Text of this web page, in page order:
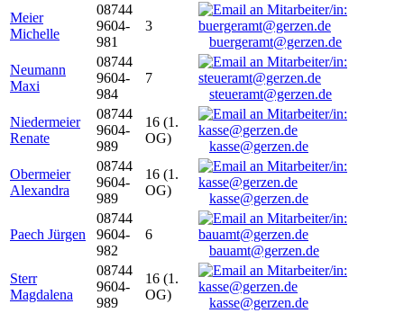
Meier
Michelle
08744
9604-
981
3
buergeramt@gerzen.de
Neumann
Maxi
08744
9604-
984
7
steueramt@gerzen.de
Niedermeier
Renate
08744
9604-
989
16 (1.
OG)
kasse@gerzen.de
Obermeier
Alexandra
08744
9604-
989
16 (1.
OG)
kasse@gerzen.de
Paech Jürgen
08744
9604-
982
6
bauamt@gerzen.de
Sterr
Magdalena
08744
9604-
989
16 (1.
OG)
kasse@gerzen.de